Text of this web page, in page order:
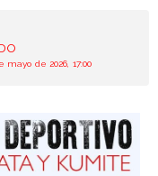
de 2026, 17:00